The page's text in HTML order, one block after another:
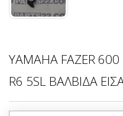
YAMAHA FAZER
R6 5SL ΒΑΛΒΙΔΑ